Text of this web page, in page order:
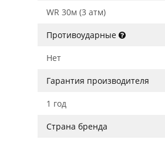
WR 30м (3 атм)
Противоударные
Нет
Гарантия производителя
1 год
Страна бренда